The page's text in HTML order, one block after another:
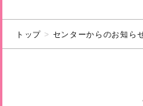
トップ センターからのお知ら